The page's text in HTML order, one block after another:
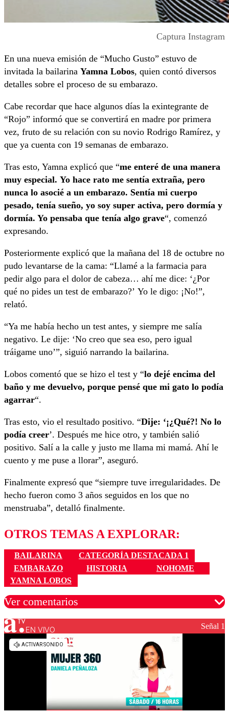
Captura Instagram
En una nueva emisión de “Mucho Gusto” estuvo de
invitada la bailarina Yamna Lobos, quien contó diversos
detalles sobre el proceso de su embarazo.
Cabe recordar que hace algunos días la exintegrante de
“Rojo” informó que se convertirá en madre por primera
vez, fruto de su relación con su novio Rodrigo Ramírez, y
que ya cuenta con 19 semanas de embarazo.
Tras esto, Yamna explicó que “me enteré de una manera
muy especial. Yo hace rato me sentía extraña, pero
nunca lo asocié a un embarazo. Sentía mi cuerpo
pesado, tenía sueño, yo soy super activa, pero dormía y
dormía. Yo pensaba que tenía algo grave“, comenzó
expresando.
Posteriormente explicó que la mañana del 18 de octubre no
pudo levantarse de la cama: “Llamé a la farmacia para
pedir algo para el dolor de cabeza… ahí me dice: ‘¿Por
qué no pides un test de embarazo?’ Yo le digo: ¡No!”,
relató.
“Ya me había hecho un test antes, y siempre me salía
negativo. Le dije: ‘No creo que sea eso, pero igual
tráigame uno’”, siguió narrando la bailarina.
Lobos comentó que se hizo el test y “lo dejé encima del
baño y me devuelvo, porque pensé que mi gato lo podía
agarrar“.
Tras esto, vio el resultado positivo. “Dije: ‘¡¿Qué?! No lo
podía creer’. Después me hice otro, y también salió
positivo. Salí a la calle y justo me llama mi mamá. Ahí le
cuento y me puse a llorar”, aseguró.
Finalmente expresó que “siempre tuve irregularidades. De
hecho fueron como 3 años seguidos en los que no
menstruaba”, detalló finalmente.
OTROS TEMAS A EXPLORAR:
BAILARINA
CATEGORÍA DESTACADA 1
EMBARAZO
HISTORIA
NOHOME
YAMNA LOBOS
Ver comentarios
Los comentarios son moderados para garantizar un
diálogo respetuoso.
EN VIVO Señal 1